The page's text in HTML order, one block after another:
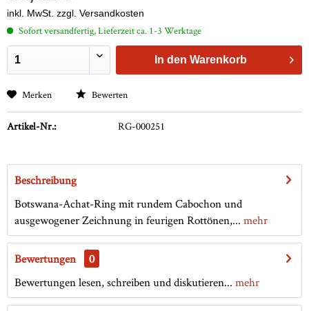
inkl. MwSt. zzgl. Versandkosten
Sofort versandfertig, Lieferzeit ca. 1-3 Werktage
In den Warenkorb
Merken Bewerten
Artikel-Nr.: RG-000251
Beschreibung
Botswana-Achat-Ring mit rundem Cabochon und
ausgewogener Zeichnung in feurigen Rottönen,... mehr
Bewertungen
0
Bewertungen lesen, schreiben und diskutieren... mehr